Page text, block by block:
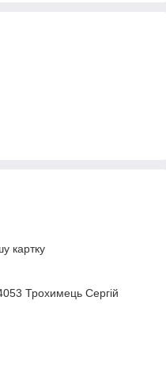
картку
Трохимець Сергій